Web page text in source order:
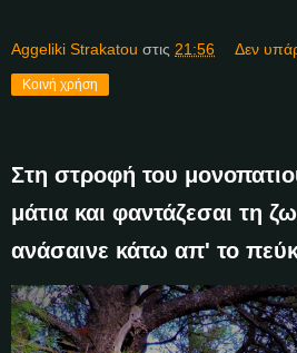
Aggeliki Strakatou στις 21:56 Δεν
Κοινή χρήση
Στη στροφή του
μάτια και φαντάζεσαι τη
ανάσαινε κάτω απ' το